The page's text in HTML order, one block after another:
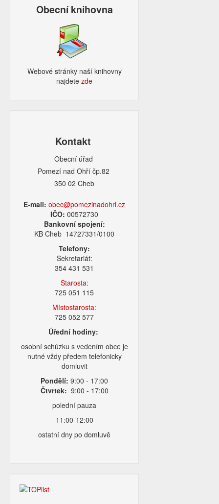
Obecní knihovna
Webové stránky naší knihovny
najdetezde​
Kontakt
Obecní úřad
Pomezí nad Ohří čp.82
350 02 Cheb
E-mail: obec@pomezinadohri.cz
IČO:00572730
Bankovní spojení:
KB Cheb 14727331/0100
Telefony:
Sekretariát:
354 431 531
Starosta:
725 051 115
Místostarosta:
725 052 577
Úřední hodiny:
osobní schůzku s vedením obce je
nutné vždy předem telefonicky
domluvit
Pondělí: 9:00 - 17:00
Čtvrtek: 9:00 - 17:00
polední pauza
11:00-12:00
ostatní dny po domluvě